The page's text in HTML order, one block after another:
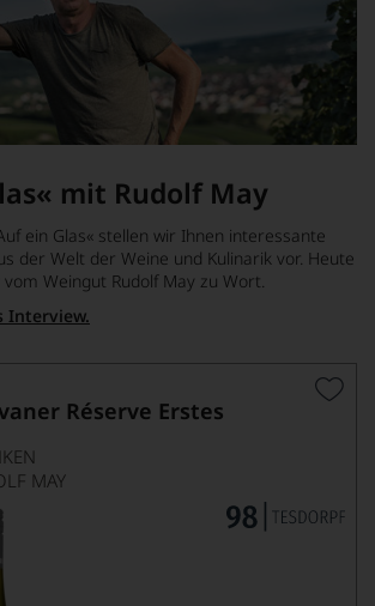
mit Rudolf May
ein Glas« stellen wir Ihnen interessante
der Welt der Weine und Kulinarik vor. Heute
Weingut Rudolf May zu Wort.
Interview.
Réserve Erstes
MAY